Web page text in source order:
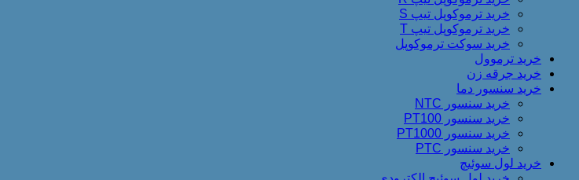
خرید ترموکوپل تیپ S
خرید ترموکوپل تیپ T
خرید سوکت ترموکوپل
خرید ترموول
خرید جرقه زن
خرید سنسور دما
خرید سنسور NTC
خرید سنسور PT100
خرید سنسور PT1000
خرید سنسور PTC
خرید لول سوئیچ